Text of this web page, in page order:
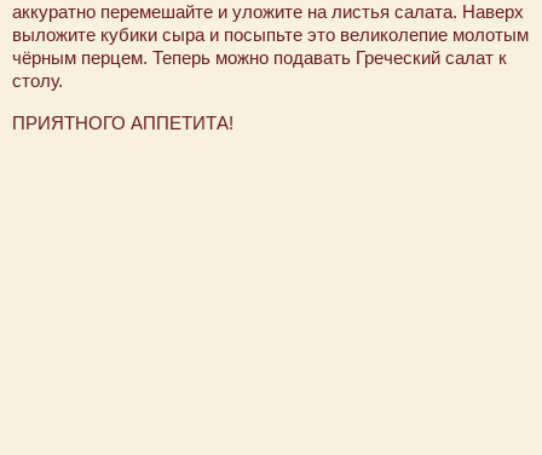
аккуратно перемешайте и уложите на листья салата. Наверх
выложите кубики сыра и посыпьте это великолепие молотым
чёрным перцем. Теперь можно подавать Греческий салат к
столу.
ПРИЯТНОГО АППЕТИТА!